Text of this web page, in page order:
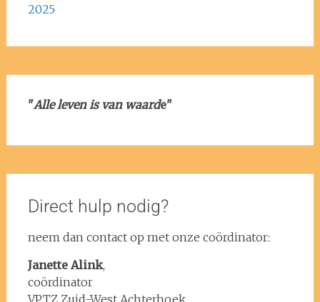
2025
"Alle leven is van waarde"
Direct hulp nodig?
neem dan contact op met onze coördinator:
Janette Alink,
coördinator
VPTZ Zuid-West Achterhoek